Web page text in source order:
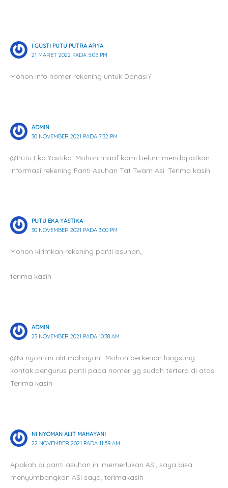
I GUSTI PUTU PUTRA ARYA
21 MARET 2022 PADA 5:05 PM
Mohon info nomer rekening untuk Donasi?
ADMIN
30 NOVEMBER 2021 PADA 7:32 PM
@Putu Eka Yastika. Mohon maaf kami belum mendapatkan
informasi rekening Panti Asuhan Tat Twam Asi. Terima kasih
PUTU EKA YASTIKA
30 NOVEMBER 2021 PADA 3:00 PM
Mohon kirimkan rekening panti asuhan,,
terima kasih
ADMIN
23 NOVEMBER 2021 PADA 10:38 AM
@Ni nyoman alit mahayani. Mohon berkenan langsung
kontak pengurus panti pada nomer yg sudah tertera di atas.
Terima kasih
NI NYOMAN ALIT MAHAYANI
22 NOVEMBER 2021 PADA 11:59 AM
Apakah di panti asuhan ini memerlukan ASI, saya bisa
menyumbangkan ASI saya, terimakasih